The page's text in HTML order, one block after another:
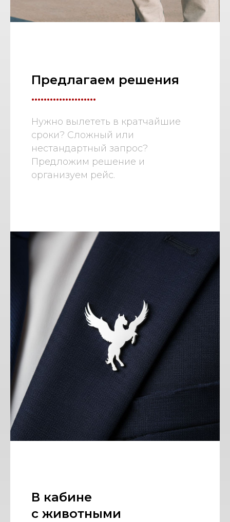
Предлагаем решения
.....................
Нужно вылететь в кратчайшие
сроки? Сложный или
нестандартный запрос?
Предложим решение и
организуем рейс.
В кабине
с животными